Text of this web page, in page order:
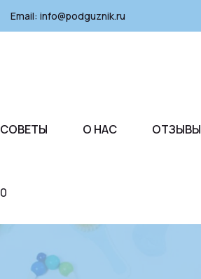
Email: info@podguznik.ru
0
СОВЕТЫ О НАС ОТЗЫВЫ